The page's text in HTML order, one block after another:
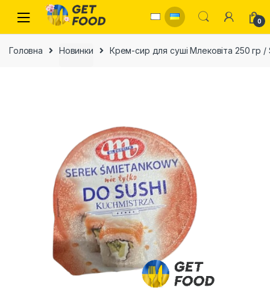
Skip to navigation
Skip to content
0
Головна Новинки Крем-сир для суші Млековіта 250 гр